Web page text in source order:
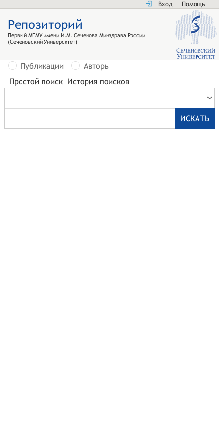
Вход Помощь
Репозиторий
Первый МГМУ имени И.М. Сеченова Минздрава России
(Сеченовский Университет)
Публикации
Авторы
Простой поиск История поисков